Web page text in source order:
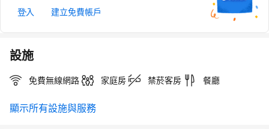
登入 建立免費帳戶
設施
免費無線網路 家庭房 禁菸客房 餐廳
顯示所有設施與服務